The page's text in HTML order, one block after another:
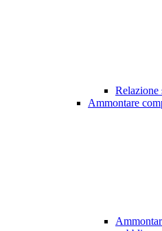
Relazione
Ammontare